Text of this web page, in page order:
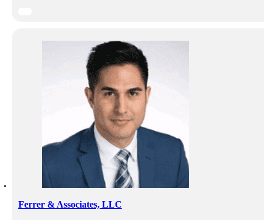
Ferrer & Associates, LLC